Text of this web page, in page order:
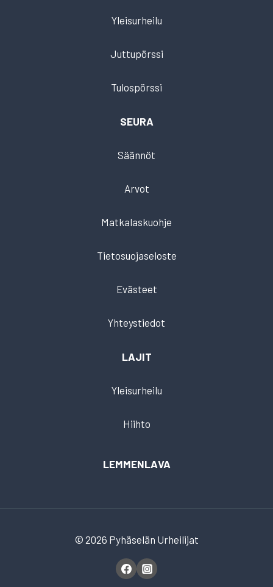
Yleisurheilu
Juttupörssi
Tulospörssi
SEURA
Säännöt
Arvot
Matkalaskuohje
Tietosuojaseloste
Evästeet
Yhteystiedot
LAJIT
Yleisurheilu
Hiihto
LEMMENLAVA
© 2026 Pyhäselän Urheilijat